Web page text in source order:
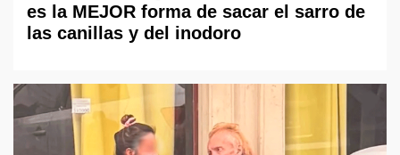
es la MEJOR forma de sacar el sarro de
las canillas y del inodoro